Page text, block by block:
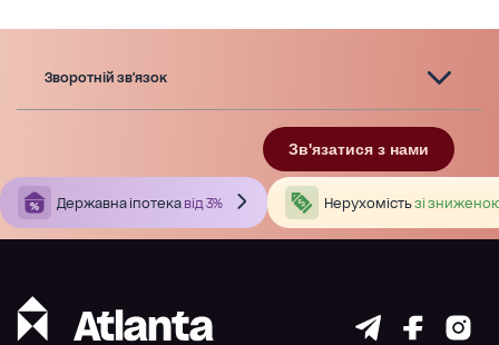
Зворотній зв'язок
Зв'язатися з нами
Державна іпотека від 3% Нерухомістьзі